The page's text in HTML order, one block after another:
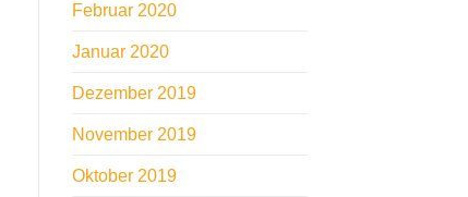
Februar 2020
Januar 2020
Dezember 2019
November 2019
Oktober 2019